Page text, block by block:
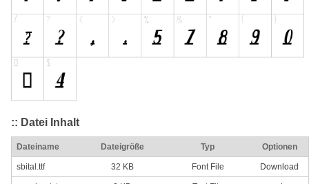
:: Datei Inhalt
Dateiname Dateigröße Typ Optionen
sbital.ttf 32 KB Font File Download